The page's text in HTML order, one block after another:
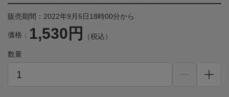
販売期間：2022年9月5日18時00分から
価格： 1,530円 （税込）
数量